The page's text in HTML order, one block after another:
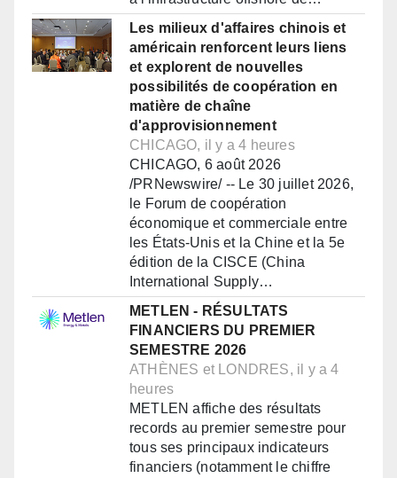
Les milieux d'affaires chinois et
américain renforcent leurs liens
et explorent de nouvelles
possibilités de coopération en
matière de chaîne
d'approvisionnement
CHICAGO, il y a 4 heures
CHICAGO, 6 août 2026
/PRNewswire/ -- Le 30 juillet 2026,
le Forum de coopération
économique et commerciale entre
les États-Unis et la Chine et la 5e
édition de la CISCE (China
International Supply…
METLEN - RÉSULTATS
FINANCIERS DU PREMIER
SEMESTRE 2026
ATHÈNES et LONDRES, il y a 4
heures
METLEN affiche des résultats
records au premier semestre pour
tous ses principaux indicateurs
financiers (notamment le chiffre